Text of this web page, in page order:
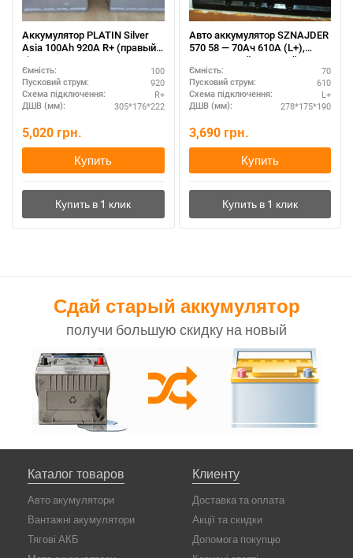
Аккумулятор PLATIN Silver
Asia 100Ah 920A R+ (правый
+)
Ємність: 100
Пусковий струм: 920
Схема підключення: R+
ДШВ (мм): 305*176*222
5,020 грн.
Купить
Авто аккумулятор SZNAJDER
570 58 — 70Ач 610А (L+),
увеличенный пусковой ток
Ємність: 70
Пусковий струм: 610
Схема підключення: L+
ДШВ (мм): 278*175*190
3,690 грн.
Купить
Сдай старый аккумулятор
получи большую скидку на новый
Каталог товаров
Авто акумулятори
Вантажні акумулятори
Тягові АКБ
Клиенту
Доставка та оплата
Акції та скидки
Допомога покупцю